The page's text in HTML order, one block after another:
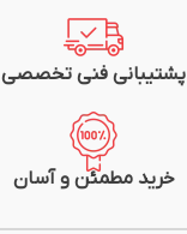
پشتیبانی فنی تخصصی
خرید مطمئن و آسان